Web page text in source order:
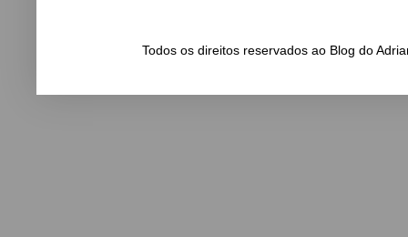
Todos os direitos reservados ao Blog do